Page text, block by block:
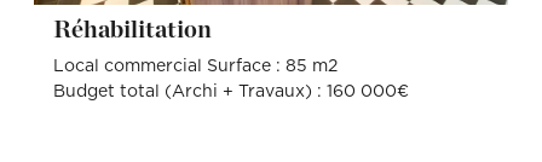
Réhabilitation
Local commercial Surface : 85 m2
Budget total (Archi + Travaux) : 160 000€